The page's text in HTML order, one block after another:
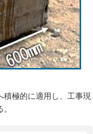
極的に適用し、工事現